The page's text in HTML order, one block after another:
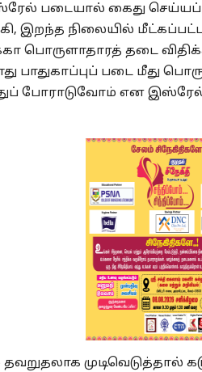
படையால் கைது
இறந்த நிலையில்
பொருளாதாரத் தடை
பாதுகாப்புப் படை மீது
போராடுவோம் என
முடிவெடுத்தால்